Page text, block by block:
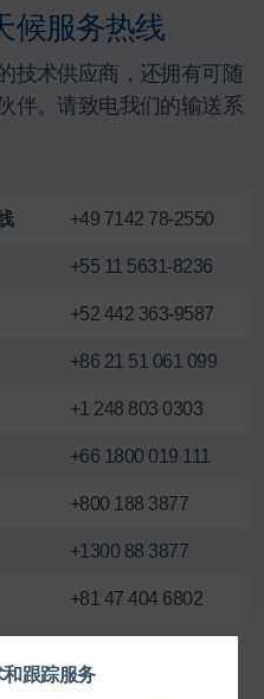
跟踪服务
候服务热线
技术供应商，还拥有可随
伴。请致电我们的输送系
+49 7142 78-2550
+55 11 5631-8236
+52 442 363-9587
+86 21 51 061 099
+1 248 803 0303
+66 1800 019 111
+800 188 3877
+1300 88 3877
+81 47 404 6802